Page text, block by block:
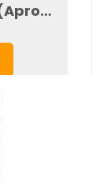
CHORIZO BARBACOA (Aprox. de 1 a 2.5 lbs)